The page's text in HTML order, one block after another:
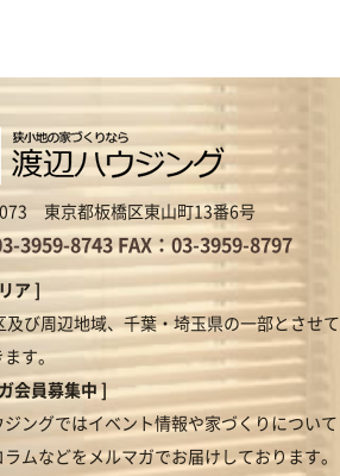
東京都板橋区東山町13番6号
3959-8743 FAX：03-3959-8797
ア ]
及び周辺地域、千葉・埼玉県の一部とさせて
ます。
会員募集中 ]
ジングではイベント情報や家づくりについて
ムなどをメルマガでお届けしております。